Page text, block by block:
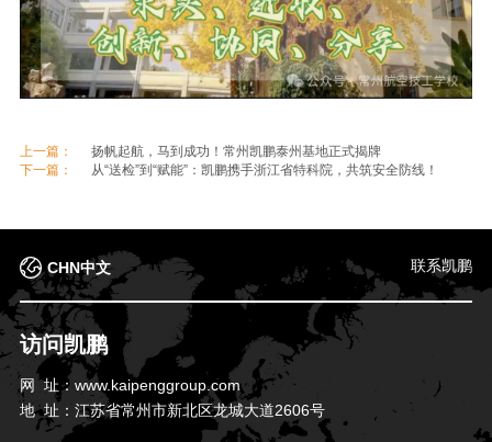
上一篇：
扬帆起航，马到成功！常州凯鹏泰州基地正式揭牌
下一篇：
从“送检”到“赋能”：凯鹏携手浙江省特科院，共筑安全防线！
CHN中文 联系凯鹏
访问凯鹏
网 址： www.kaipenggroup.com
地 址： 江苏省常州市新北区龙城大道2606号